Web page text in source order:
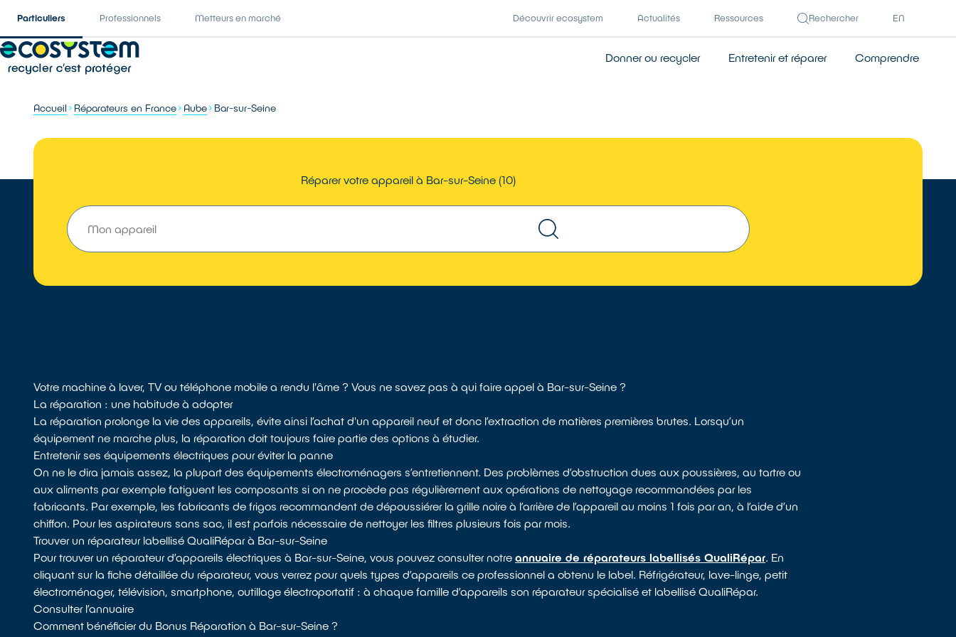
Particuliers Professionnels Metteurs en marché Découvrir ecosystem Actualités Ressources Rechercher EN
Donner ou recycler Entretenir et réparer Comprendre
Accueil Réparateurs en France Aube Bar-sur-Seine
Réparer votre appareil à Bar-sur-Seine (10)
Votre machine à laver, TV ou téléphone mobile a rendu l'âme ? Vous ne savez pas à qui faire appel à Bar-sur-Seine ?
La réparation : une habitude à adopter
La réparation prolonge la vie des appareils, évite ainsi l’achat d'un appareil neuf et donc l’extraction de matières premières brutes. Lorsqu’un
équipement ne marche plus, la réparation doit toujours faire partie des options à étudier.
Entretenir ses équipements électriques pour éviter la panne
On ne le dira jamais assez, la plupart des équipements électroménagers s’entretiennent. Des problèmes d’obstruction dues aux poussières, au tartre ou
aux aliments par exemple fatiguent les composants si on ne procède pas régulièrement aux opérations de nettoyage recommandées par les
fabricants. Par exemple, les fabricants de frigos recommandent de dépoussiérer la grille noire à l’arrière de l’appareil au moins 1 fois par an, à l’aide d’un
chiffon. Pour les aspirateurs sans sac, il est parfois nécessaire de nettoyer les filtres plusieurs fois par mois.
Trouver un réparateur labellisé QualiRépar à Bar-sur-Seine
Pour trouver un réparateur d’appareils électriques à Bar-sur-Seine, vous pouvez consulter notreannuaire de réparateurs labellisés QualiRépar. En
cliquant sur la fiche détaillée du réparateur, vous verrez pour quels types d’appareils ce professionnel a obtenu le label. Réfrigérateur, lave-linge, petit
électroménager, télévision, smartphone, outillage électroportatif : à chaque famille d’appareils son réparateur spécialisé et labellisé QualiRépar.
Consulter l’annuaire
Comment bénéficier du Bonus Réparation à Bar-sur-Seine ?